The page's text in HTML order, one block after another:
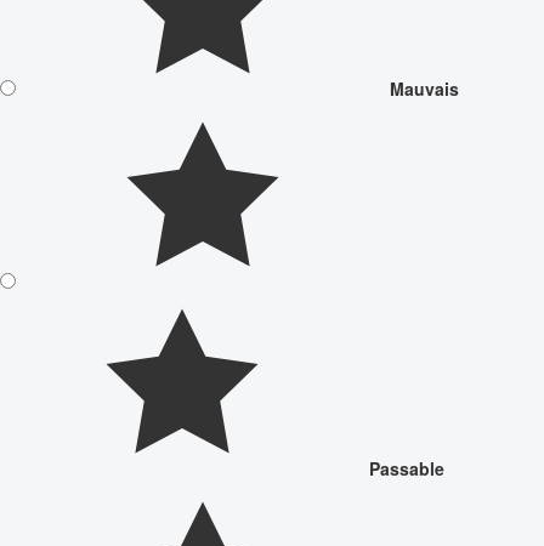
Mauvais
Passable